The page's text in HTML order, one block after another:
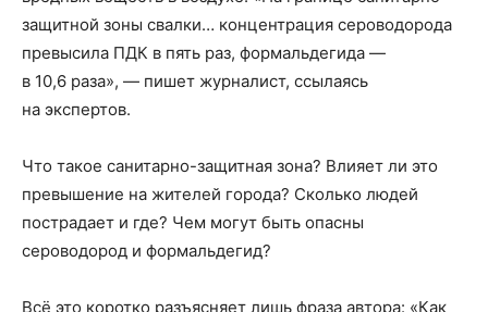
защитной зоны свалки… концентрация сероводорода
превысила ПДК в пять раз, формальдегида —
в 10,6 раза», — пишет журналист, ссылаясь
на экспертов.
Что такое санитарно-защитная зона? Влияет ли это
превышение на жителей города? Сколько людей
пострадает и где? Чем могут быть опасны
сероводород и формальдегид?
Всё это коротко разъясняет лишь фраза автора: «Как